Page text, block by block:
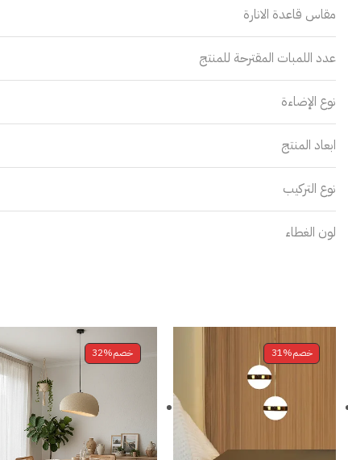
مقاس قاعدة الانارة
عدد اللمبات المقترحة للمنتج
نوع الإضاءة
ابعاد المنتج
نوع التركيب
لون الغطاء
خصم31% خصم32%